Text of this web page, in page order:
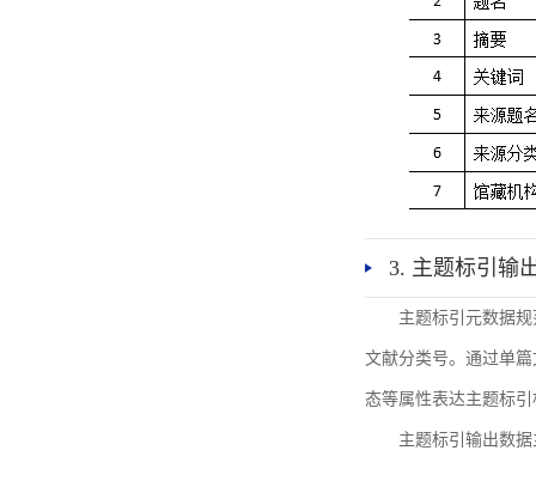
3. 主题标引输
主题标引元数据
文献分类号。通过单
态等属性表达主题标
主题标引输出数